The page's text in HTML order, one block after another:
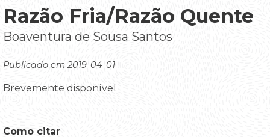
Razão Fria/Razão Quente
Boaventura de Sousa Santos
Publicado em 2019-04-01
Brevemente disponível
Como citar